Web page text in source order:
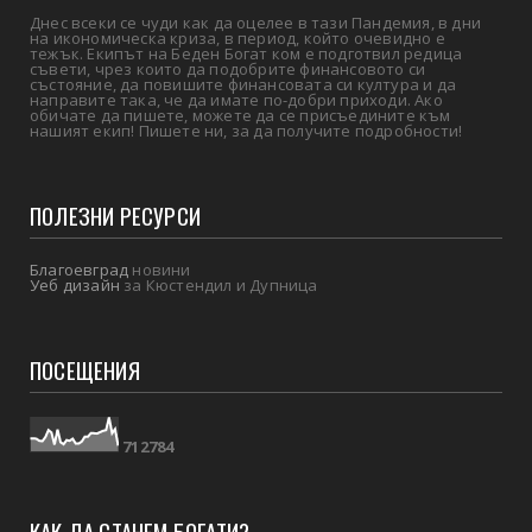
Днес всеки се чуди как да оцелее в тази Пандемия, в дни
на икономическа криза, в период, който очевидно е
тежък. Екипът на Беден Богат ком е подготвил редица
съвети, чрез които да подобрите финансовото си
състояние, да повишите финансовата си култура и да
направите така, че да имате по-добри приходи. Ако
обичате да пишете, можете да се присъедините към
нашият екип! Пишете ни, за да получите подробности!
ПОЛЕЗНИ РЕСУРСИ
Благоевград новини
Уеб дизайн за Кюстендил и Дупница
ПОСЕЩЕНИЯ
71 2784